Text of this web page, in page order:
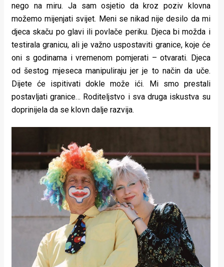
nego na miru. Ja sam osjetio da kroz poziv klovna
možemo mijenjati svijet. Meni se nikad nije desilo da mi
djeca skaču po glavi ili povlače periku. Djeca bi možda i
testirala granicu, ali je važno uspostaviti granice, koje će
oni s godinama i vremenom pomjerati – otvarati. Djeca
od šestog mjeseca manipuliraju jer je to način da uče.
Dijete će ispitivati dokle može ići. Mi smo prestali
postavljati granice… Roditeljstvo i sva druga iskustva su
doprinijela da se klovn dalje razvija.